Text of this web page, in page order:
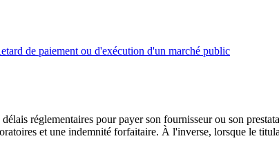
de paiement ou d'exécution d'un marché public
réglementaires pour payer son fournisseur ou son
et une indemnité forfaitaire. À l'inverse, lorsque le